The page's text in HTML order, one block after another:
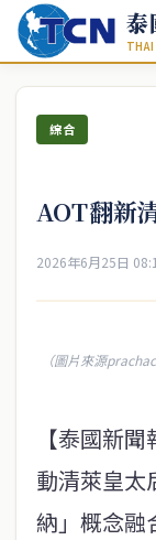
泰
綜合
AOT翻新
2026年6月25日
（圖片來源
【泰國新
動清萊皇太
納」概念融